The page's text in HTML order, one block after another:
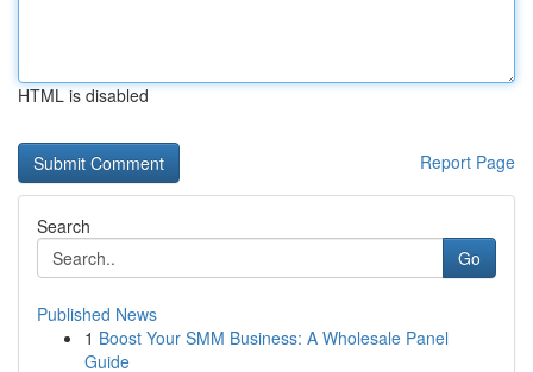
HTML is disabled
Report Page
Search
Go
Published News
1 Boost Your SMM Business: A Wholesale Panel
Guide